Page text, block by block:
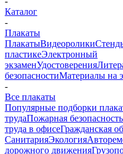
Каталог
-
Плакаты
ПлакатыВидеоролики
пластикеЭлектронный
экзаменУдостоверения
безопасностиМатериалы на
-
Все плакаты
Популярные подборки
трудаПожарная безопасность
труда в офисеГражданская
СанитарияЭкология
дорожного движения